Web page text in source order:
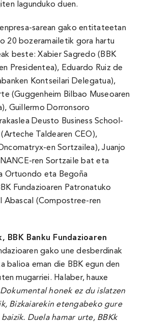
lagunduko duen.
sarean gako entitateetan
20 bozeramailetik gora hartu
beste: Xabier Sagredo (BBK
Presidentea), Eduardo Ruiz de
Kontseilari Delegatua),
(Guggenheim Bilbao Museoaren
Guillermo Dorronsoro
Deusto Business School-
Taldearen CEO),
en Sortzailea), Juanjo
ren Sortzaile bat eta
Ortuondo eta Begoña
Fundazioaren Patronatuko
Abascal (Compostree-ren
BBK Banku Fundazioaren
gako une desberdinak
balioa eman die BBK egun den
mugarriei. Halaber, hauxe
Dokumental honek ez du islatzen
Bizkaiarekin etengabeko gure
Duela hamar urte, BBKk